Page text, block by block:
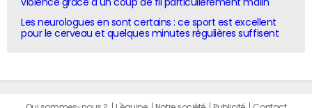
violence grâce à un coup de fil particulièrement malin
Les neurologues en sont certains : ce sport est excellent
pour le cerveau et quelques minutes régulières suffisent